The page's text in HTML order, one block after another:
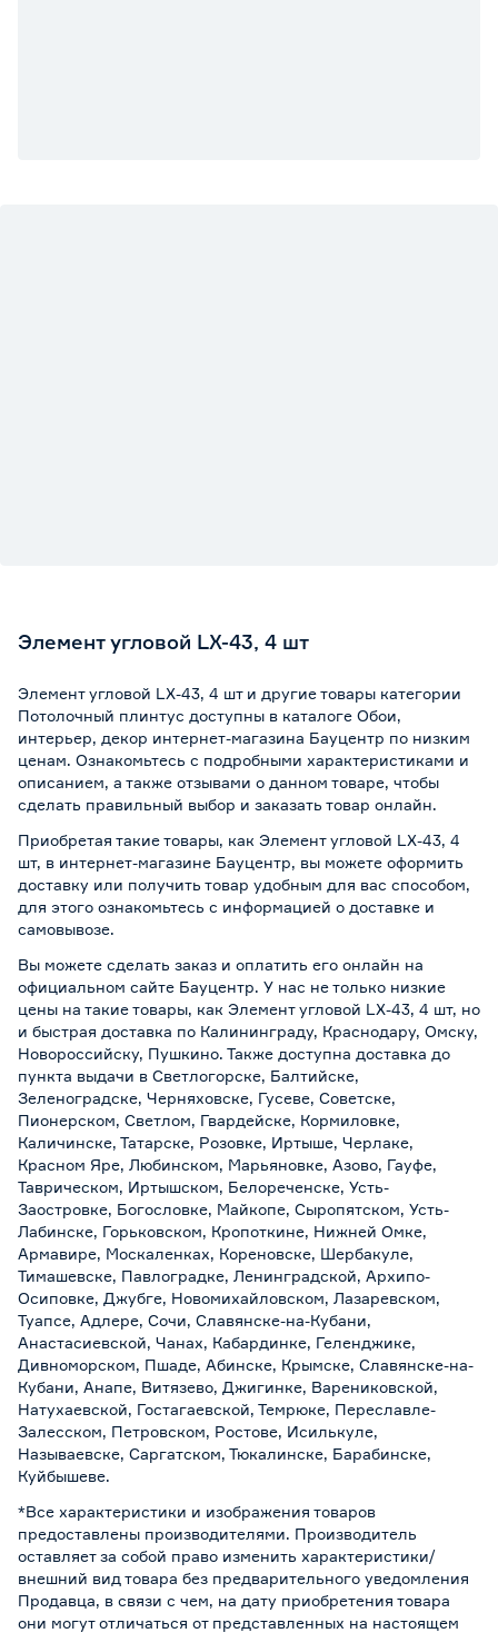
Элемент угловой LX-43, 4 шт
Элемент угловой LX-43, 4 шт и другие товары категории
Потолочный плинтус доступны в каталоге Обои,
интерьер, декор интернет-магазина Бауцентр по низким
ценам. Ознакомьтесь с подробными характеристиками и
описанием, а также отзывами о данном товаре, чтобы
сделать правильный выбор и заказать товар онлайн.
Приобретая такие товары, как Элемент угловой LX-43, 4
шт, в интернет-магазине Бауцентр, вы можете оформить
доставку или получить товар удобным для вас способом,
для этого ознакомьтесь с информацией о доставке и
самовывозе.
Вы можете сделать заказ и оплатить его онлайн на
официальном сайте Бауцентр. У нас не только низкие
цены на такие товары, как Элемент угловой LX-43, 4 шт, но
и быстрая доставка по Калининграду, Краснодару, Омску,
Новороссийску, Пушкино. Также доступна доставка до
пункта выдачи в Светлогорске, Балтийске,
Зеленоградске, Черняховске, Гусеве, Советске,
Пионерском, Светлом, Гвардейске, Кормиловке,
Каличинске, Татарске, Розовке, Иртыше, Черлаке,
Красном Яре, Любинском, Марьяновке, Азово, Гауфе,
Таврическом, Иртышском, Белореченске, Усть-
Заостровке, Богословке, Майкопе, Сыропятском, Усть-
Лабинске, Горьковском, Кропоткине, Нижней Омке,
Армавире, Москаленках, Кореновске, Шербакуле,
Тимашевске, Павлоградке, Ленинградской, Архипо-
Осиповке, Джубге, Новомихайловском, Лазаревском,
Туапсе, Адлере, Сочи, Славянске-на-Кубани,
Анастасиевской, Чанах, Кабардинке, Геленджике,
Дивноморском, Пшаде, Абинске, Крымске, Славянске-на-
Кубани, Анапе, Витязево, Джигинке, Варениковской,
Натухаевской, Гостагаевской, Темрюке, Переславле-
Залесском, Петровском, Ростове, Исилькуле,
Называевске, Саргатском, Тюкалинске, Барабинске,
Куйбышеве.
*Все характеристики и изображения товаров
предоставлены производителями. Производитель
оставляет за собой право изменить характеристики/
внешний вид товара без предварительного уведомления
Продавца, в связи с чем, на дату приобретения товара
они могут отличаться от представленных на настоящем